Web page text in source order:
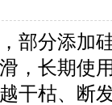
部分添加
，长期使
干枯、断